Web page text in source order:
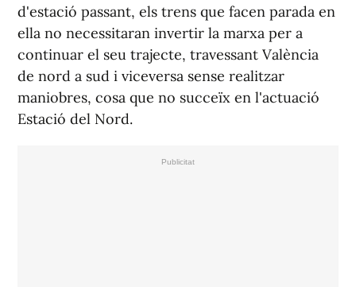
d'estació passant, els trens que facen parada en
ella no necessitaran invertir la marxa per a
continuar el seu trajecte, travessant València
de nord a sud i viceversa sense realitzar
maniobres, cosa que no succeïx en l'actuació
Estació del Nord.